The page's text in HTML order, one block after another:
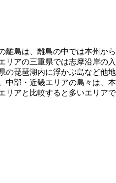
離島は、離島の中では本州から
リアの三重県では志摩沿岸の入
の琵琶湖内に浮かぶ島など他地
中部・近畿エリアの島々は、本
リアと比較すると多いエリアで